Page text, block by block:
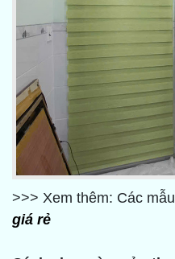
>>> Xem thêm: Các mẫu
giá rẻ